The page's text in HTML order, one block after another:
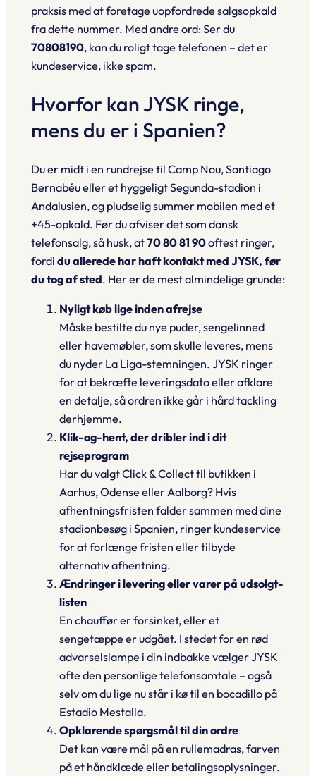
praksis med at foretage uopfordrede salgsopkald
fra dette nummer. Med andre ord: Ser du
70808190, kan du roligt tage telefonen – det er
kundeservice, ikke spam.
Hvorfor kan JYSK ringe,
mens du er i Spanien?
Du er midt i en rundrejse til Camp Nou,Santiago
Bernabéueller et hyggeligt Segunda-stadion i
Andalusien, og pludselig summer mobilen med et
+45-opkald. Før du afviser det som dansk
telefonsalg, så husk, at70 80 81 90oftest ringer,
fordi du allerede har haft kontakt med JYSK, før
du tog af sted. Her er de mest almindelige grunde:
Nyligt køb lige inden afrejse
Måske bestilte du nye puder, sengelinned
eller havemøbler, som skulle leveres, mens
du nyder La Liga-stemningen. JYSK ringer
for at bekræfte leveringsdato eller afklare
en detalje, så ordren ikke går i hård tackling
derhjemme.
Klik-og-hent, der dribler ind i dit
rejseprogram
Har du valgt Click & Collect til butikken i
Aarhus, Odense eller Aalborg? Hvis
afhentningsfristen falder sammen med dine
stadionbesøg i Spanien, ringer kundeservice
for at forlænge fristen eller tilbyde
alternativ afhentning.
Ændringer i levering eller varer på udsolgt-
listen
En chauffør er forsinket, eller et
sengetæppe er udgået. I stedet for en rød
advarselslampe i din indbakke vælger JYSK
ofte den personlige telefonsamtale – også
selv om du lige nu står i kø til en bocadillo på
Estadio Mestalla.
Opklarende spørgsmål til din ordre
Det kan være mål på en rullemadras, farven
på et håndklæde eller betalingsoplysninger.